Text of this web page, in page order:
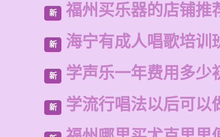
新 福州买乐器的店铺推
新 海宁有成人唱歌培训
新 学声乐一年费用多少
新 学流行唱法以后可以